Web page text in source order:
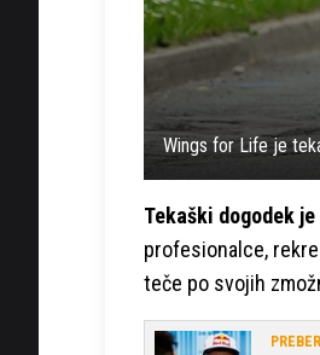
Wings for Life je
Tekaški dogodek
profesionalce,
teče po svojih